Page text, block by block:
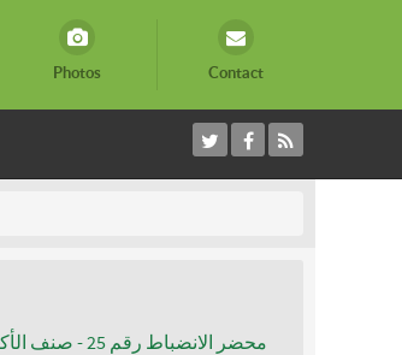
Photos Contact
محضر الانضباط رقم 25 - صنف الأكابر